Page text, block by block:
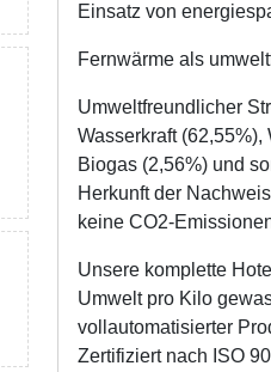
Einsatz von
Fernwärme als
Umweltfreundlicher
Wasserkraft
Biogas (2,56%) und
Herkunft der
keine CO2-
Unsere komplette
Umwelt pro Kilo
vollautomatisierter
Zertifiziert nach ISO